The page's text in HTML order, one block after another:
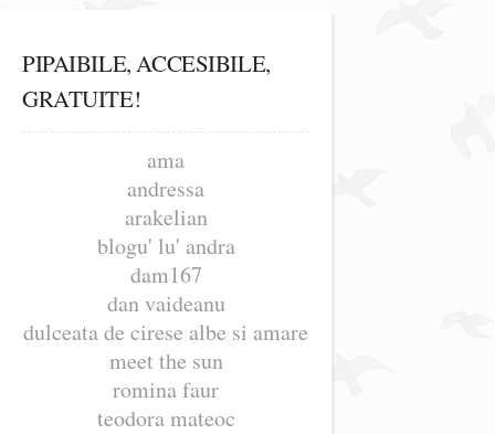
PIPAIBILE, ACCESIBILE,
GRATUITE!
ama
andressa
arakelian
blogu' lu' andra
dam167
dan vaideanu
dulceata de cirese albe si amare
meet the sun
romina faur
teodora mateoc